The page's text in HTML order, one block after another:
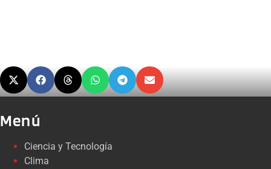
Menú
Ciencia y Tecnología
Clima